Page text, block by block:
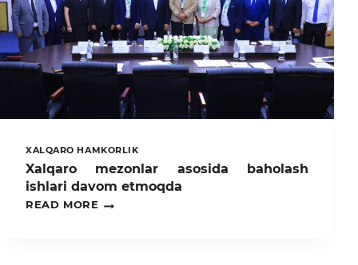
XALQARO HAMKORLIK
Xalqaro mezonlar asosida baholash
ishlari davom etmoqda
READ MORE
XALQARO